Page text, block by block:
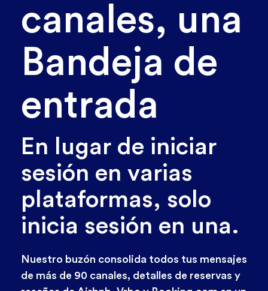
canales, una
Bandeja de
entrada
En lugar de iniciar
sesión en varias
plataformas, solo
inicia sesión en una.
Nuestro buzón consolida todos tus mensajes
de más de 90 canales, detalles de reservas y